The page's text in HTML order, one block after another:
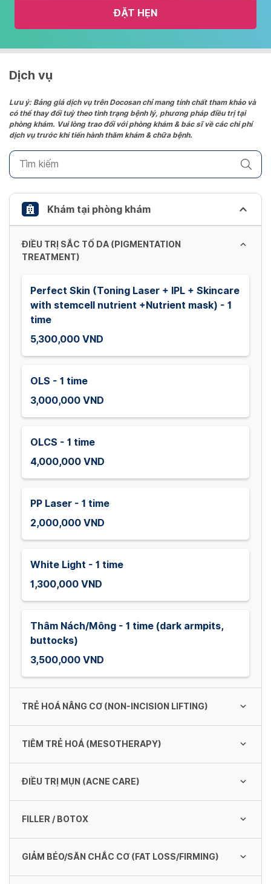
and
date.
the
question
mark
to
keyboard
shortcuts
changing
dates.
ĐẶT HẸN
Dịch vụ
Lưu ý: Bảng giá dịch vụ trên Docosan chỉ mang tính chất tham khảo và
có thể thay đổi tuỳ theo tình trạng bệnh lý, phương pháp điều trị tại
phòng khám. Vui lòng trao đổi với phòng khám & bác sĩ về các chi phí
dịch vụ trước khi tiến hành thăm khám & chữa bệnh.
Khám tại phòng khám
ĐIỀU TRỊ SẮC TỐ DA (PIGMENTATION
TREATMENT)
Perfect Skin (Toning Laser + IPL + Skincare
with stemcell nutrient +Nutrient mask) - 1
time
5,300,000 VND
OLS - 1 time
3,000,000 VND
OLCS - 1 time
4,000,000 VND
PP Laser - 1 time
2,000,000 VND
White Light - 1 time
1,300,000 VND
Thâm Nách/Mông - 1 time (dark armpits,
buttocks)
3,500,000 VND
TRẺ HOÁ NÂNG CƠ (NON-INCISION LIFTING)
Thermage CPT 1200shot - 1 time
Thermage CPT eyes tặng dưỡng chất trẻ
donate eye rejuvenation nutrients - 1 time)
55,000,000 VND
TIÊM TRẺ HOÁ (MESOTHERAPY)
Cấy trắng Bio-Whitening
Trẻ hóa mắt bằng Secret (Eye rejuvenation
ĐIỀU TRỊ MỤN (ACNE CARE)
Xóa mụt cóc (Wart removal)
FILLER / BOTOX
Filler ( Korean)
GIẢM BÉO/SĂN CHẮC CƠ (FAT LOSS/FIRMING)